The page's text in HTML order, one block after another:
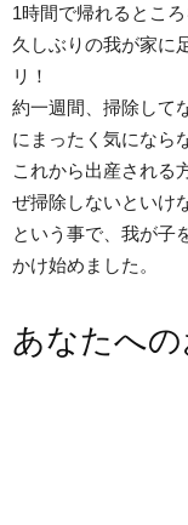
1時間で帰れるとこ
久しぶりの我が家に
リ！
約一週間、掃除して
にまったく気になら
これから出産される
ぜ掃除しないといけ
という事で、我が子
かけ始めました。
あなたへ